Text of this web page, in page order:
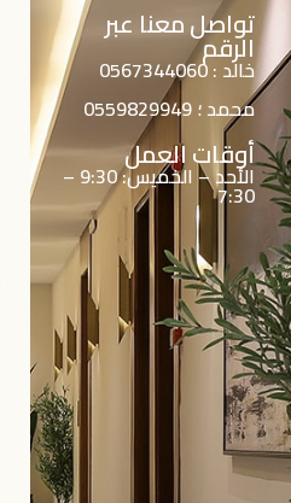
تواصل معنا عبر
الرقم
خالد : 0567344060
محمد ؛ 0559829949
أوقات العمل الأحد – الخميس: 9:30 –
7:30